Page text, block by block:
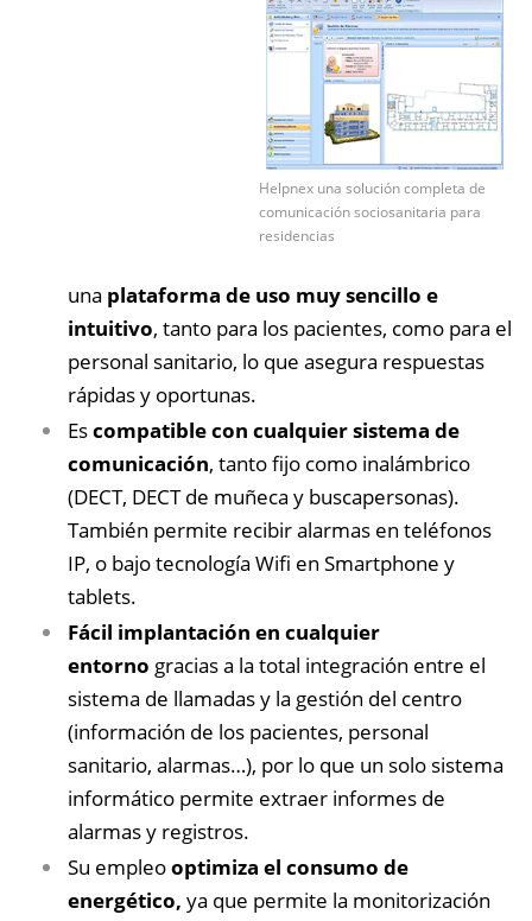
Helpnex una solución completa de
comunicación sociosanitaria para
residencias
una plataforma de uso muy sencillo e
intuitivo, tanto para los pacientes, como para el
personal sanitario, lo que asegura respuestas
rápidas y oportunas.
Escompatible con cualquier sistema de
comunicación, tanto fijo como inalámbrico
(DECT, DECT de muñeca y buscapersonas).
También permite recibir alarmas en teléfonos
IP, o bajo tecnología Wifi en Smartphone y
tablets.
Fácil implantación en cualquier
entorno gracias a la total integración entre el
sistema de llamadas y la gestión del centro
(información de los pacientes, personal
sanitario, alarmas…), por lo que un solo sistema
informático permite extraer informes de
alarmas y registros.
Su empleooptimiza el consumo de
energético, ya que permite la monitorización